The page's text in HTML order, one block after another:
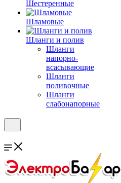
Шестеренные
Шламовые
Шланги и полив
Шланги
напорно-
всасывающие
Шланги
поливочные
Шланги
слабонапорные